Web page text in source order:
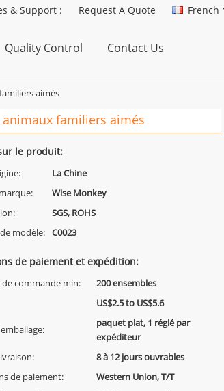
& Support : Request A Quote French
Quality Control Contact Us
aimés
familiers aimés
le produit:
La Chine
Wise Monkey
SGS, ROHS
modèle:
C0023
de paiement et expédition:
commande min:
200 ensembles
US$2.5 to US$5.6
paquet plat, 1 réglé par
expéditeur
8 à 12 jours ouvrables
de paiement:
Western Union, T/T